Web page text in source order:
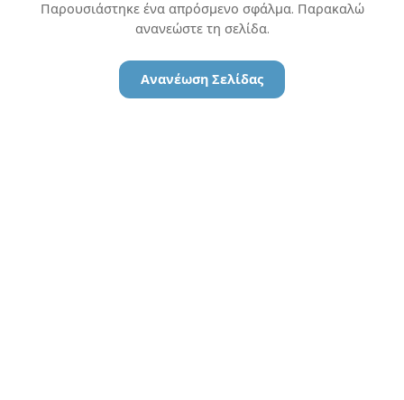
Παρουσιάστηκε ένα απρόσμενο σφάλμα. Παρακαλώ
ανανεώστε τη σελίδα.
Ανανέωση Σελίδας